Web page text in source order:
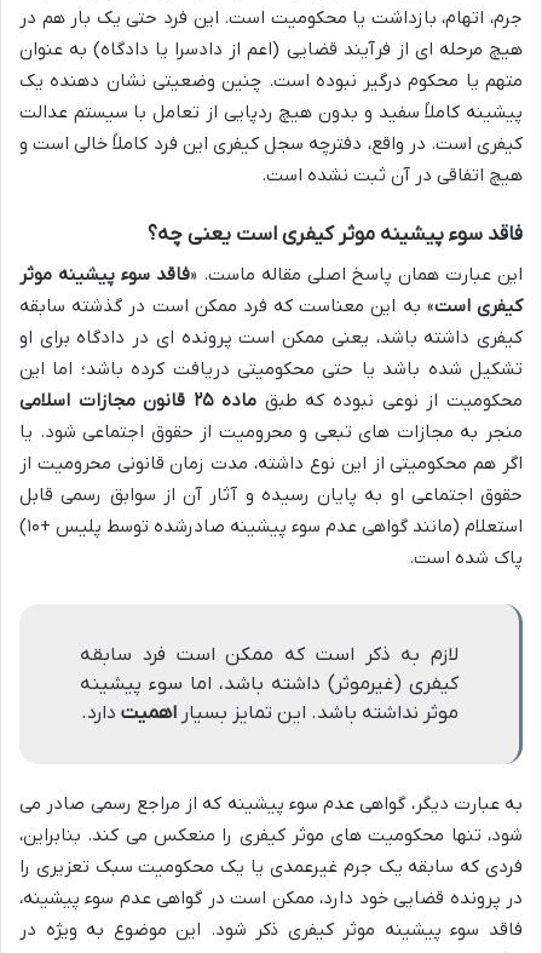
جرم، اتهام، بازداشت یا محکومیت است. این فرد حتی یک بار هم در
هیچ مرحله ای از فرآیند قضایی (اعم از دادسرا یا دادگاه) به عنوان
متهم یا محکوم درگیر نبوده است. چنین وضعیتی نشان دهنده یک
پیشینه کاملاً سفید و بدون هیچ ردپایی از تعامل با سیستم عدالت
کیفری است. در واقع، دفترچه سجل کیفری این فرد کاملاً خالی است و
هیچ اتفاقی در آن ثبت نشده است.
فاقد سوء پیشینه موثر کیفری است یعنی چه؟
این عبارت همان پاسخ اصلی مقاله ماست. «فاقد سوء پیشینه موثر
کیفری است» به این معناست که فرد ممکن است در گذشته سابقه
کیفری داشته باشد، یعنی ممکن است پرونده ای در دادگاه برای او
تشکیل شده باشد یا حتی محکومیتی دریافت کرده باشد؛ اما این
محکومیت از نوعی نبوده که طبقماده ۲۵ قانون مجازات اسلامی
منجر به مجازات های تبعی و محرومیت از حقوق اجتماعی شود. یا
اگر هم محکومیتی از این نوع داشته، مدت زمان قانونی محرومیت از
حقوق اجتماعی او به پایان رسیده و آثار آن از سوابق رسمی قابل
استعلام (مانند گواهی عدم سوء پیشینه صادرشده توسط پلیس +۱۰)
پاک شده است.
لازم به ذکر است که ممکن است فرد سابقه
کیفری (غیرموثر) داشته باشد، اما سوء پیشینه
موثر نداشته باشد. این تمایز بسیار اهمیت دارد.
به عبارت دیگر، گواهی عدم سوء پیشینه که از مراجع رسمی صادر می
شود، تنها محکومیت های موثر کیفری را منعکس می کند. بنابراین،
فردی که سابقه یک جرم غیرعمدی یا یک محکومیت سبک تعزیری را
در پرونده قضایی خود دارد، ممکن است در گواهی عدم سوء پیشینه،
فاقد سوء پیشینه موثر کیفری ذکر شود. این موضوع به ویژه در